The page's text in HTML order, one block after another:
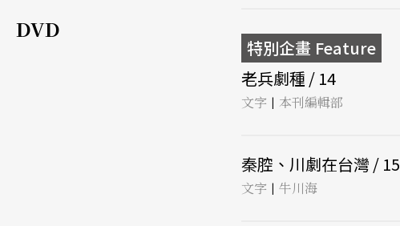
DVD
特別企畫 Feature
老兵劇種 / 14
文字 | 本刊編輯部
秦腔、川劇在台灣 / 15
文字 | 牛川海